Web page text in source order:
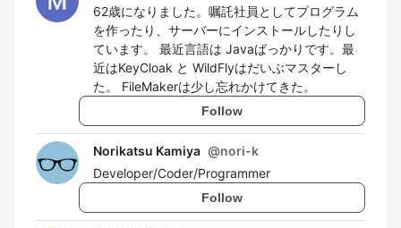
62歳になりました。嘱託社員としてプログラム
を作ったり、サーバーにインストールしたりし
ています。 最近言語は Javaばっかりです。最
近はKeyCloak と WildFlyはだいぶマスターし
た。 FileMakerは少し忘れかけてきた。
Follow
Norikatsu Kamiya @nori-k
Developer/Coder/Programmer
Follow